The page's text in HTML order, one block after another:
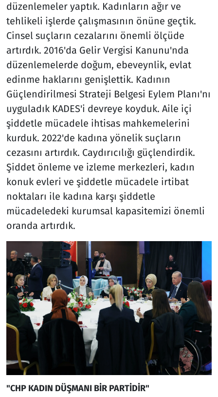
düzenlemeler yaptık. Kadınların ağır ve
tehlikeli işlerde çalışmasının önüne geçtik.
Cinsel suçların cezalarını önemli ölçüde
artırdık. 2016'da Gelir Vergisi Kanunu'nda
düzenlemelerde doğum, ebeveynlik, evlat
edinme haklarını genişlettik. Kadının
Güçlendirilmesi Strateji Belgesi Eylem Planı'nı
uyguladık KADES'i devreye koyduk. Aile içi
şiddetle mücadele ihtisas mahkemelerini
kurduk. 2022'de kadına yönelik suçların
cezasını artırdık. Caydırıcılığı güçlendirdik.
Şiddet önleme ve izleme merkezleri, kadın
konuk evleri ve şiddetle mücadele irtibat
noktaları ile kadına karşı şiddetle
mücadeledeki kurumsal kapasitemizi önemli
oranda artırdık.
"CHP KADIN DÜŞMANI BİR PARTİDİR"